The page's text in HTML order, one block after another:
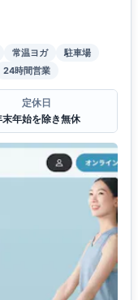
常温ヨガ
駐車場
24時間営業
定休日
末年始を除き無休